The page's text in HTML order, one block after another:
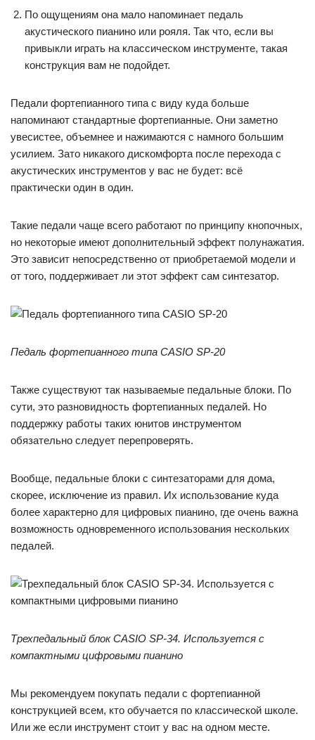
По ощущениям она мало напоминает педаль
акустического пианино или рояля. Так что, если вы
привыкли играть на классическом инструменте, такая
конструкция вам не подойдет.
Педали фортепианного типа с виду куда больше
напоминают стандартные фортепианные. Они заметно
увесистее, объемнее и нажимаются с намного большим
усилием. Зато никакого дискомфорта после перехода с
акустических инструментов у вас не будет: всё
практически один в один.
Такие педали чаще всего работают по принципу кнопочных,
но некоторые имеют дополнительный эффект полунажатия.
Это зависит непосредственно от приобретаемой модели и
от того, поддерживает ли этот эффект сам синтезатор.
Педаль фортепианного типа CASIO SP-20
Также существуют так называемые педальные блоки. По
сути, это разновидность фортепианных педалей. Но
поддержку работы таких юнитов инструментом
обязательно следует перепроверять.
Вообще, педальные блоки с синтезаторами для дома,
скорее, исключение из правил. Их использование куда
более характерно для цифровых пианино, где очень важна
возможность одновременного использования нескольких
педалей.
Трехпедальный блок CASIO SP-34. Используется с
компактными цифровыми пианино
Мы рекомендуем покупать педали с фортепианной
конструкцией всем, кто обучается по классической школе.
Или же если инструмент стоит у вас на одном месте.